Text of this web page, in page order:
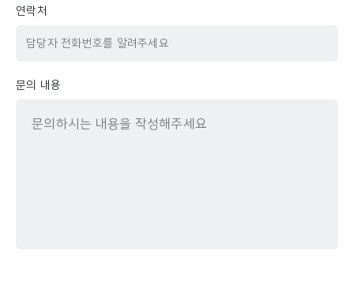
연락처
문의 내용